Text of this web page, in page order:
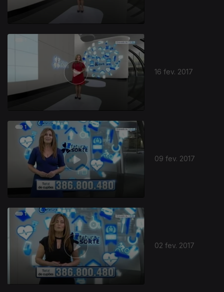
16 fev. 2017
09 fev. 2017
02 fev. 2017
271796